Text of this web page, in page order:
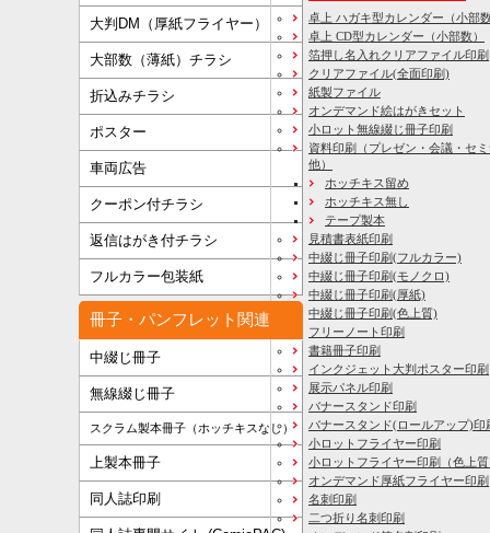
大判DM（厚紙フライヤー）
大部数（薄紙）チラシ
折込みチラシ
ポスター
車両広告
クーポン付チラシ
返信はがき付チラシ
フルカラー包装紙
冊子・パンフレット関連
中綴じ冊子
無線綴じ冊子
スクラム製本冊子（ホッチキスなし）
上製本冊子
同人誌印刷
卓上 ハガキ型カレンダー（小部
卓上 CD型カレンダー（小部数）
箔押し名入れクリアファイル印刷
クリアファイル(全面印刷)
紙製ファイル
オンデマンド絵はがきセット
小ロット無線綴じ冊子印刷
資料印刷
（プレゼン・会議・セ
他）
ホッチキス留め
ホッチキス無し
テープ製本
見積書表紙印刷
中綴じ冊子印刷(フルカラー)
中綴じ冊子印刷(モノクロ)
中綴じ冊子印刷(厚紙)
中綴じ冊子印刷(色上質)
フリーノート印刷
書籍冊子印刷
インクジェット大判ポスター印刷
展示パネル印刷
バナースタンド印刷
バナースタンド(ロールアップ)印
小ロットフライヤー印刷
小ロットフライヤー印刷（色上
オンデマンド厚紙フライヤー印刷
名刺印刷
二つ折り名刺印刷